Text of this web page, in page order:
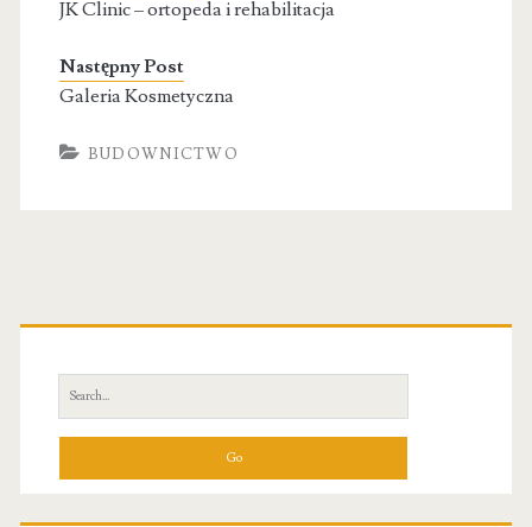
JK Clinic – ortopeda i rehabilitacja
Następny Post
Galeria Kosmetyczna
BUDOWNICTWO
Primary
Sidebar
Search
for: